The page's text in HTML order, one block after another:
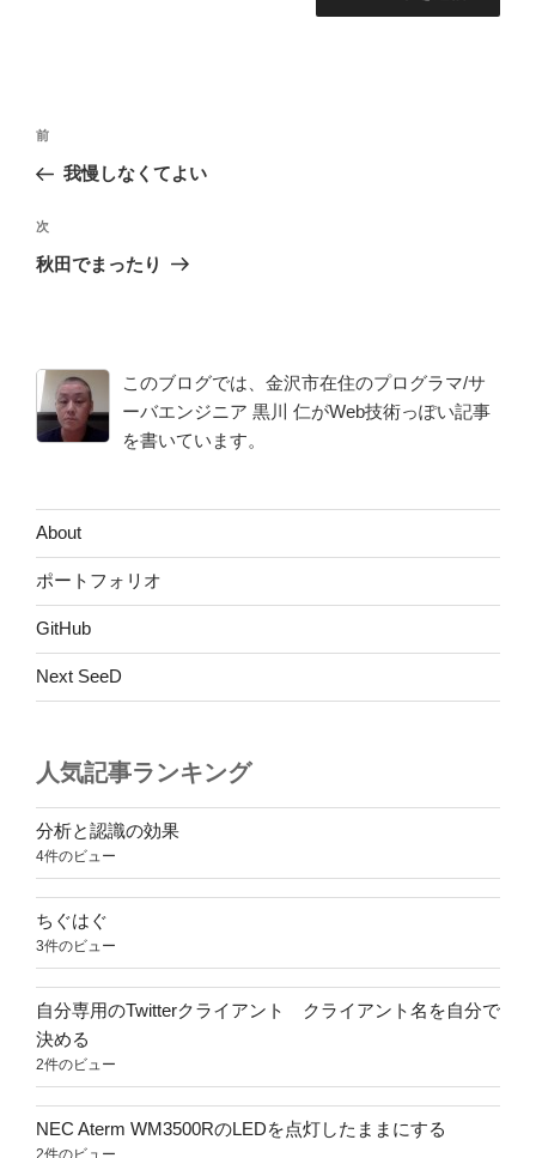
投
ナ
ビ
ゲ
ン
前
の
稿
前
我慢しなくてよい
次
の
次
秋田でまったり
このブログでは、金沢市在住のプログラマ/サ
ーバエンジニア 黒川 仁がWeb技術っぽい記事
を書いています。
About
ポートフォリオ
GitHub
Next SeeD
人気記事ランキング
分析と認識の効果
4件のビュー
ちぐはぐ
3件のビュー
自分専用のTwitterクライアント クライアント名を自分で
決める
2件のビュー
NEC Aterm WM3500RのLEDを点灯したままにする